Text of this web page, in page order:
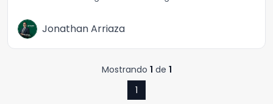
Jonathan Arriaza
Mostrando 1 de 1
1